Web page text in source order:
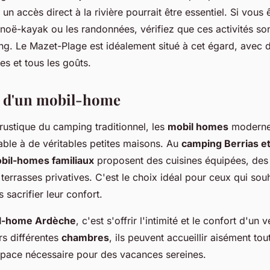
accès direct à la rivière pourrait être essentiel. Si vous
kayak ou les randonnées, vérifiez que ces activités
Le Mazet-Plage est idéalement situé à cet égard, avec
et tous les goûts.
d'un mobil-home
du camping traditionnel, les mobil homes
à de véritables petites maisons. Au camping Berrias
homes familiaux proposent des cuisines équipées,
privatives. C'est le choix idéal pour ceux qui
sacrifier leur confort.
home Ardèche, c'est s'offrir l'intimité et le confort d'un
différentes chambres, ils peuvent accueillir aisément
nécessaire pour des vacances sereines.